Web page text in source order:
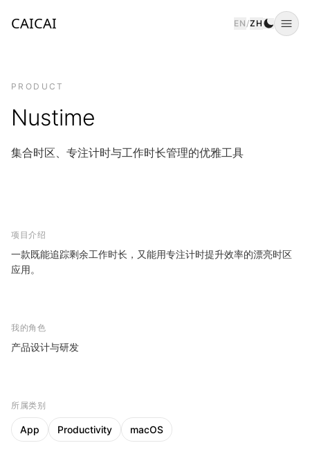
CAICAI EN /ZH
PRODUCT
Nustime
集合时区、专注计时与工作时长管理的优雅工具
项目介绍
一款既能追踪剩余工作时长，又能用专注计时提升效率的漂亮时区
应用。
我的角色
产品设计与研发
所属类别
App Productivity macOS